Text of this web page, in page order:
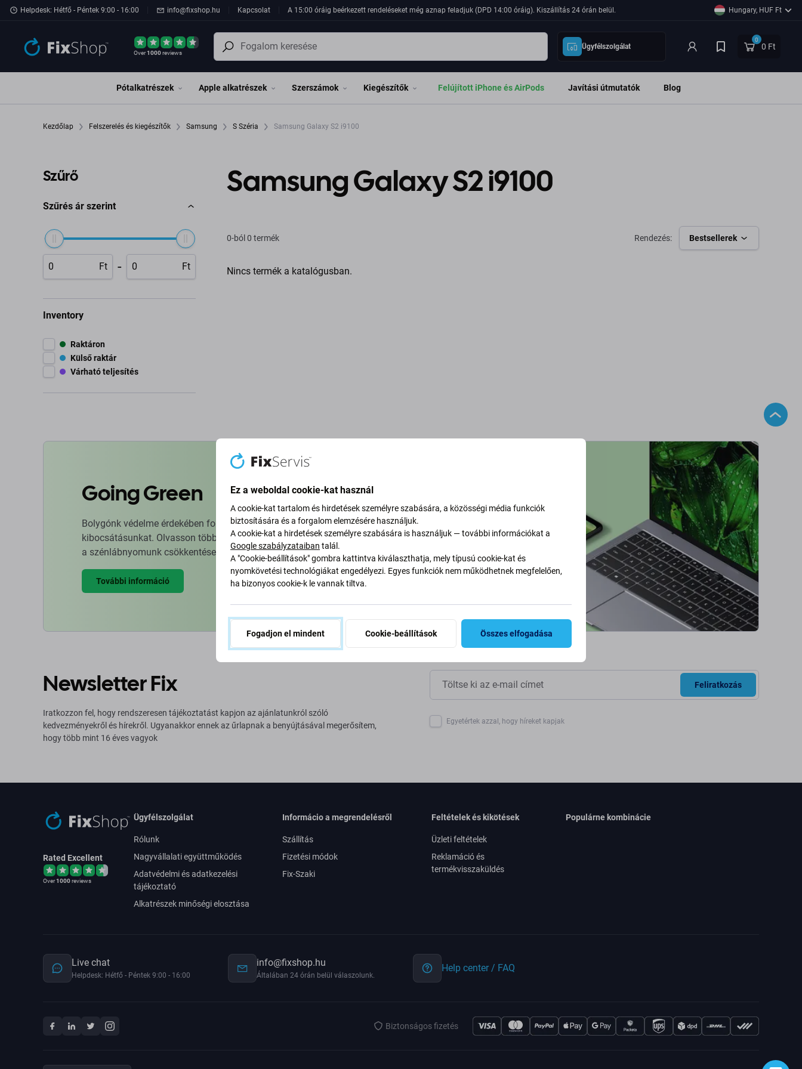
Ugrás az oldal fő részéhez
Helpdesk: Hétfő - Péntek 9:00 - 16:00 info@fixshop.hu Kapcsolat A 15:00 óráig beérkezett rendeléseket még aznap feladjuk (DPD 14:00 óráig). Kiszállítás 24 órán belül. Hungary, HUF Ft
Over1000reviews
Ügyfélszolgálat
0
0 Ft
Pótalkatrészek Apple alkatrészek Szerszámok Kiegészítők Felújított iPhone és AirPods Javítási útmutatók Blog
Kezdőlap Felszerelés és kiegészítők Samsung S Széria Samsung Galaxy S2 i9100
Szűrő
Szűrés ár szerint
Ft - Ft
Inventory
Raktáron
Külső raktár
Várható teljesítés
Samsung Galaxy S2 i9100
0-ból 0 termék Rendezés: Bestsellerek
Nincs termék a katalógusban.
Going Green
Bolygónk védelme érdekében folyamatosan javítjuk szén-dioxid-
kibocsátásunkat. Olvasson többet arról, hogyan alakítjuk át folyamatainkat
a szénlábnyomunk csökkentése érdekében.
További információ
Newsletter Fix
Iratkozzon fel, hogy rendszeresen tájékoztatást kapjon az ajánlatunkról szóló
kedvezményekről és hírekről. Ugyanakkor ennek az űrlapnak a benyújtásával megerősítem,
hogy több mint 16 éves vagyok
Feliratkozás
Egyetértek azzal, hogy híreket kapjak
Rated Excellent
Over1000reviews
Ügyfélszolgálat
Rólunk
Nagyvállalati együttműködés
Adatvédelmi és adatkezelési
tájékoztató
Alkatrészek minőségi elosztása
Informácio a megrendelésről
Szállítás
Fizetési módok
Fix-Szaki
Feltételek és kikötések
Üzleti feltételek
Reklamáció és
termékvisszaküldés
Populárne kombinácie
Live chat
Helpdesk: Hétfő - Péntek 9:00 - 16:00
info@fixshop.hu
Általában 24 órán belül válaszolunk.
Help center / FAQ
Biztonságos fizetés
Ez a weboldal cookie-kat használ
A cookie-kat tartalom és hirdetések személyre szabására, a közösségi média funkciók
biztosítására és a forgalom elemzésére használjuk.
A cookie-kat a hirdetések személyre szabására is használjuk — további információkat a
Google szabályzataiban talál.
A "Cookie-beállítások" gombra kattintva kiválaszthatja, mely típusú cookie-kat és
nyomkövetési technológiákat engedélyezi. Egyes funkciók nem működhetnek megfelelően,
ha bizonyos cookie-k le vannak tiltva.
Fogadjon el mindent Cookie-beállítások Összes elfogadása